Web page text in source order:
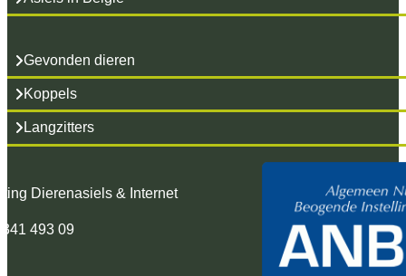
Gevonden dieren
Koppels
Langzitters
Dierenasiels & Internet
493 09